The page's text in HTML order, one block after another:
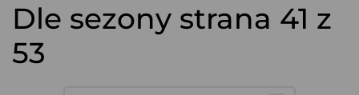
Dle sezony strana 41 z
53